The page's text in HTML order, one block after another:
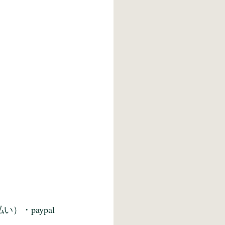
）・paypal